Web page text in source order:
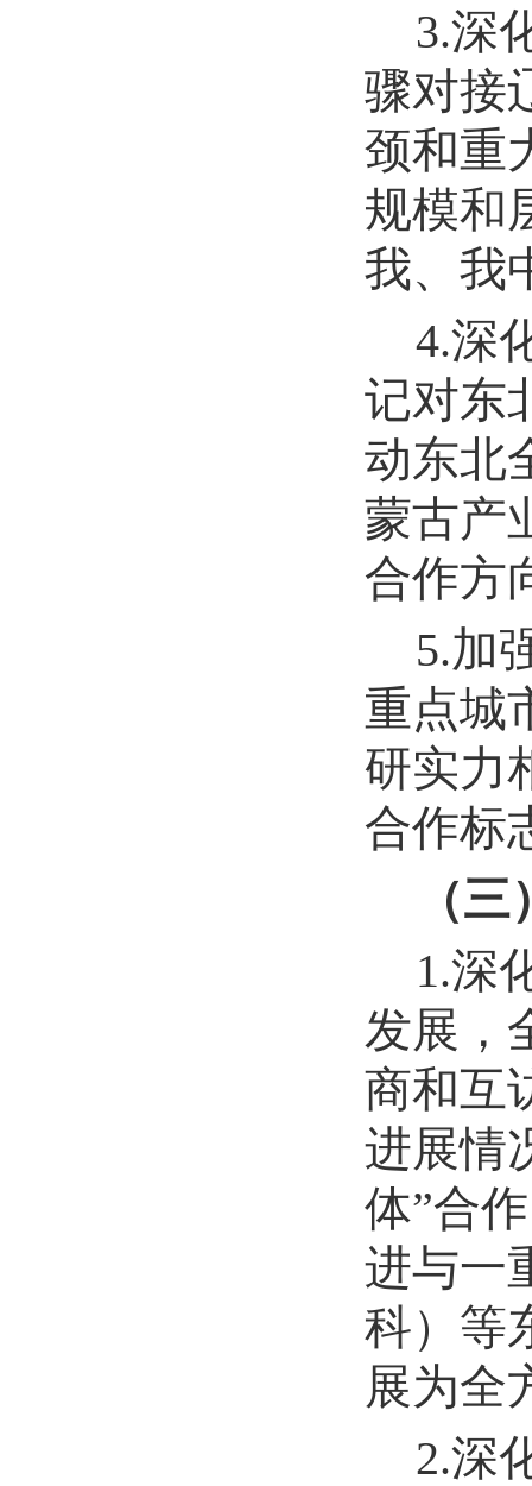
3.深
骤对接
颈和重
规模和
我、我
4.深
记对东
动东北
蒙古产
合作方
5.加
重点城
研实力
合作标
（
1.深
发展，
商和互
进展情
体”合
进与一
科）等
展为全
2.深